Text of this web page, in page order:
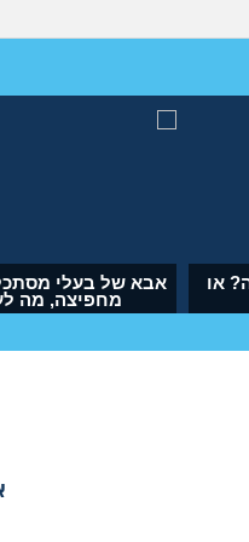
האם להתגרש בשביל
שזה רק ריגוש?
אודות